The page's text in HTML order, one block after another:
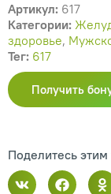
Артикул: 617
Категории:
здоровье,
Тег: 617
Получить
Поделитесь этим